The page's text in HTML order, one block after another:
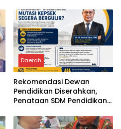
Buku Sejak Dini
Daerah
Rekomendasi Dewan
Pendidikan Diserahkan,
Penataan SDM Pendidikan
Segera Bergulir